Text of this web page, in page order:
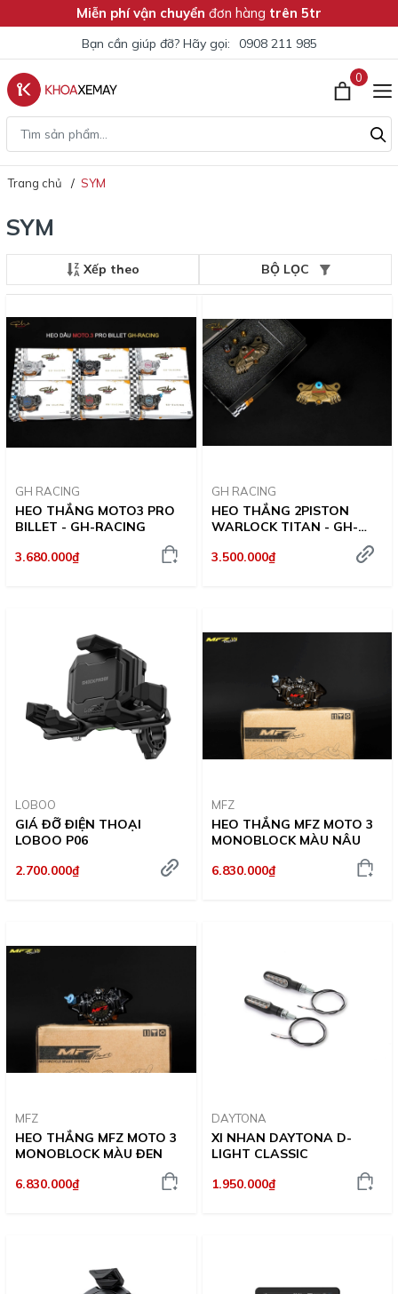
Miễn phí vận chuyển đơn hàng trên 5tr
Bạn cần giúp đỡ? Hãy gọi: 0908 211 985
0
Trang chủ SYM
SYM
Xếp theo BỘ LỌC
GH RACING
HEO THẮNG MOTO3 PRO
BILLET - GH-RACING
3.680.000₫
GH RACING
HEO THẮNG 2PISTON
WARLOCK TITAN - GH-
3.500.000₫
LOBOO
GIÁ ĐỠ ĐIỆN THOẠI
LOBOO P06
2.700.000₫
MFZ
HEO THẮNG MFZ MOTO 3
MONOBLOCK MÀU NÂU
6.830.000₫
MFZ
HEO THẮNG MFZ MOTO 3
MONOBLOCK MÀU ĐEN
6.830.000₫
DAYTONA
XI NHAN DAYTONA D-
LIGHT CLASSIC
1.950.000₫